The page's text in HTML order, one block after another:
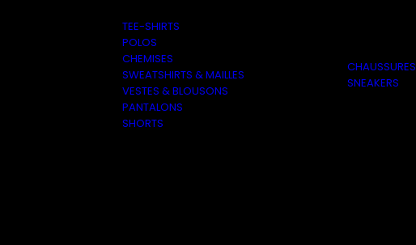
TEE-SHIRTS
POLOS
CHEMISES
SWEATSHIRTS & MAILLES
VESTES & BLOUSONS
PANTALONS
SHORTS
CHAUSSURES
SNEAKERS